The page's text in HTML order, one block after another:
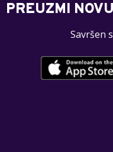
PREUZMI
Savršen